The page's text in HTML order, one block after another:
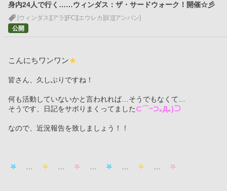
身内24人で行く……ウィンダス：ザ・サードウォーク！開催☆彡
[ウィンダス] [アラ] [FC] [エウレカ] [幻] [アンパン]
公開
こんにちワンワン★
皆さん、久しぶりですね！
何も活動していないかと言われれば…そうでもなくて…
そうです、日記をサボりまくってました⊂⌒~⊃｡Д｡)⊃
なので、近況報告を致しましょう！！
𖤐 𖤐 𖤐 𖤐 𖤐 𖤐